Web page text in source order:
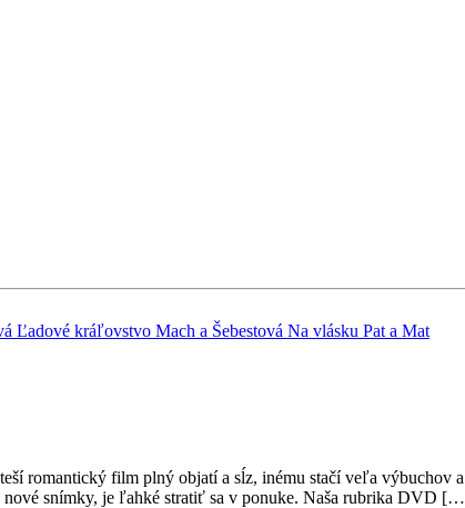
Ľadové kráľovstvo Mach a Šebestová Na vlásku Pat a Mat
romantický film plný objatí a sĺz, inému stačí veľa výbuchov
nové snímky, je ľahké stratiť sa v ponuke. Naša rubrika DVD